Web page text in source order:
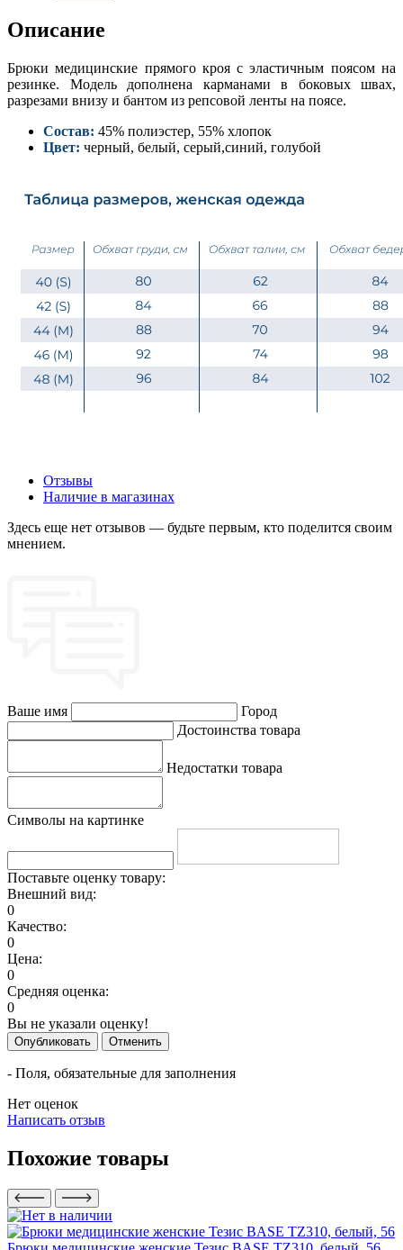
Описание
Брюки медицинские прямого кроя с эластичным поясом на
резинке. Модель дополнена карманами в боковых швах,
разрезами внизу и бантом из репсовой ленты на поясе.
Состав: 45% полиэстер, 55% хлопок
Цвет: черный, белый, серый,синий, голубой
Отзывы
Наличие в магазинах
Здесь еще нет отзывов — будьте первым, кто поделится своим
мнением.
Ваше имя
Город
Достоинства товара
Недостатки товара
Символы на картинке
Поставьте оценку товару:
Внешний вид:
0
Качество:
0
Цена:
0
Средняя оценка:
0
Вы не указали оценку!
Опубликовать Отменить
- Поля, обязательные для заполнения
Нет оценок
Написать отзыв
Похожие товары